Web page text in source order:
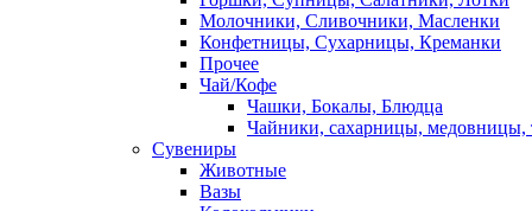
Молочники, Сливочники, Масленки
Конфетницы, Сухарницы, Креманки
Прочее
Чай/Кофе
Чашки, Бокалы, Блюдца
Чайники, сахарницы, медовницы,
Сувениры
Животные
Вазы